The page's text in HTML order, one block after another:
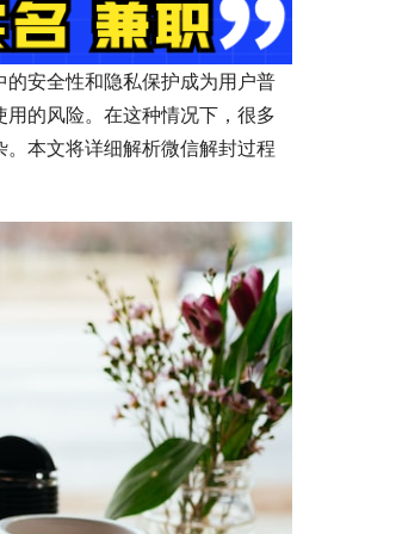
安全性和隐私保护成为用户普
的风险。在这种情况下，很多
本文将详细解析微信解封过程